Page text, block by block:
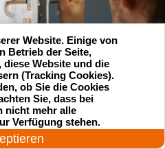
Website. Einige von
Betrieb der Seite,
Website und die
(Tracking Cookies).
ob Sie die Cookies
Sie, dass bei
nicht mehr alle
Verfügung stehen.